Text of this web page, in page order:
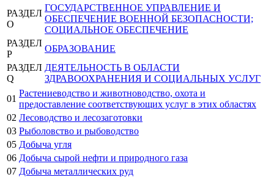
РАЗДЕЛ
O
ГОСУДАРСТВЕННОЕ УПРАВЛЕНИЕ И
ОБЕСПЕЧЕНИЕ ВОЕННОЙ БЕЗОПАСНОСТИ;
СОЦИАЛЬНОЕ ОБЕСПЕЧЕНИЕ
РАЗДЕЛ
P
ОБРАЗОВАНИЕ
РАЗДЕЛ
Q
ДЕЯТЕЛЬНОСТЬ В ОБЛАСТИ
ЗДРАВООХРАНЕНИЯ И СОЦИАЛЬНЫХ УСЛУГ
01
Растениеводство и животноводство, охота и
предоставление соответствующих услуг в этих областях
02 Лесоводство и лесозаготовки
03 Рыболовство и рыбоводство
05 Добыча угля
06 Добыча сырой нефти и природного газа
07 Добыча металлических руд